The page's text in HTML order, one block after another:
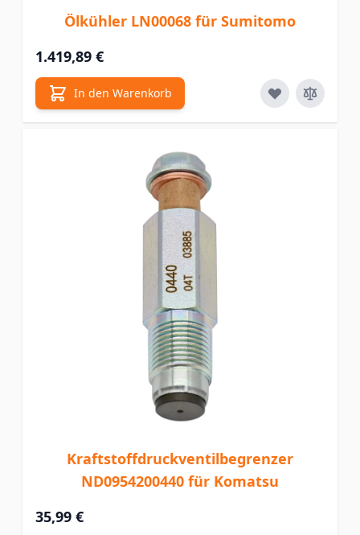
Ölkühler LN00068 für Sumitomo
1.419,89 €
In den Warenkorb
Kraftstoffdruckventilbegrenzer
ND0954200440 für Komatsu
35,99 €